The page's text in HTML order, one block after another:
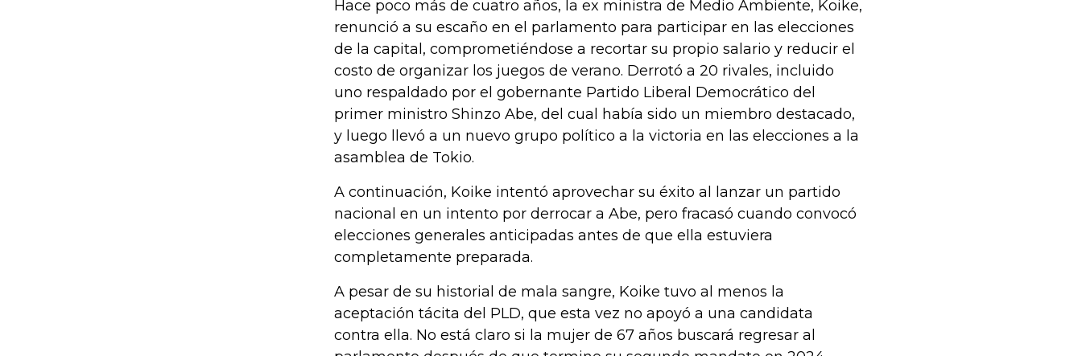
Hace poco más de cuatro años, la ex ministra de Medio Ambiente, Koike,
renunció a su escaño en el parlamento para participar en las elecciones
de la capital, comprometiéndose a recortar su propio salario y reducir el
costo de organizar los juegos de verano. Derrotó a 20 rivales, incluido
uno respaldado por el gobernante Partido Liberal Democrático del
primer ministro Shinzo Abe, del cual había sido un miembro destacado,
y luego llevó a un nuevo grupo político a la victoria en las elecciones a la
asamblea de Tokio.
A continuación, Koike intentó aprovechar su éxito al lanzar un partido
nacional en un intento por derrocar a Abe, pero fracasó cuando convocó
elecciones generales anticipadas antes de que ella estuviera
completamente preparada.
A pesar de su historial de mala sangre, Koike tuvo al menos la
aceptación tácita del PLD, que esta vez no apoyó a una candidata
contra ella. No está claro si la mujer de 67 años buscará regresar al